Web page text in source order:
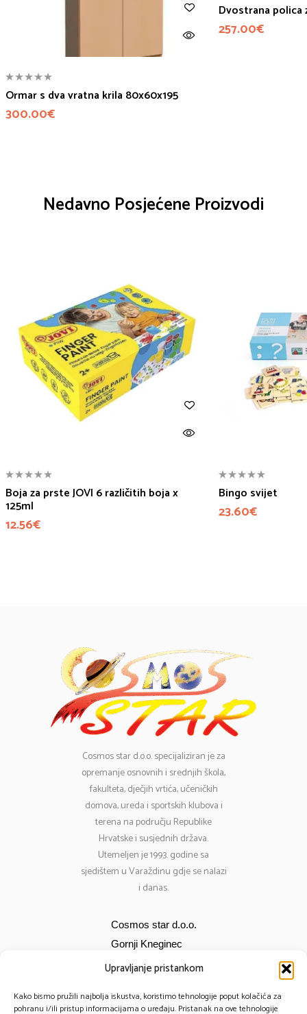
Upravljanje pristankom
Kako bismo pružili najbolja iskustva, koristimo tehnologije poput kolačića za
pohranu i/ili pristup informacijama o uređaju. Pristanak na ove tehnologije
Ormar s dva vratna krila 80x60x195
300.00€
Dvostrana polica
257.00€
Nedavno Posjećene Proizvodi
Boja za prste JOVI 6 različitih boja x
125ml
12.56€
Bingo svijet
23.60€
Cosmosstar d.o.o. specijaliziran je za
opremanje osnovnih i srednjih škola,
fakulteta, dječjih vrtića, učeničkih
domova, ureda i sportskih klubova i
terena na području Republike
Hrvatske i susjednih država.
Utemeljen je 1993. godine sa
sjedištem u Varaždinu gdje se nalazi
i danas.
Cosmos star d.o.o.
Gornji Kneginec
Bana Jelačića 12
Tel: 098 284 634